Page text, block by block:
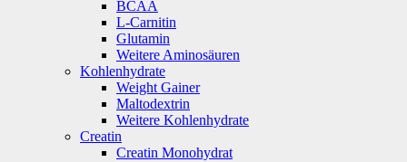
BCAA
L-Carnitin
Glutamin
Weitere Aminosäuren
Kohlenhydrate
Weight Gainer
Maltodextrin
Weitere Kohlenhydrate
Creatin
Creatin Monohydrat